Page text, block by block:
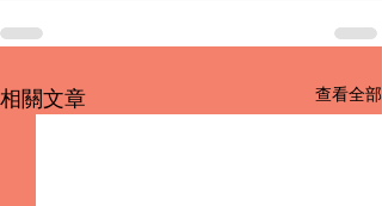
相關文章 查看全部